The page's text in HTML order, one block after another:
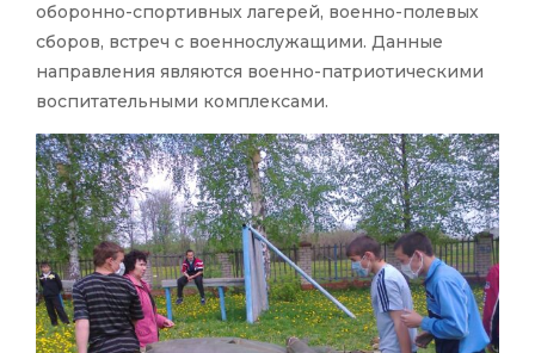
оборонно-спортивных лагерей, военно-полевых
сборов, встреч с военнослужащими. Данные
направления являются военно-патриотическими
воспитательными комплексами.